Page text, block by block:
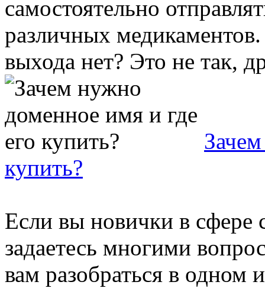
самостоятельно
различных
выхода нет? Это не так,
купить?
Если вы новички в сфере
задаетесь многими
вам разобраться в